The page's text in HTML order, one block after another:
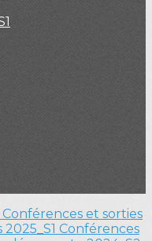
Conférences et sorties
Conférences